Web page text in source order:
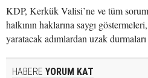
KDP, Kerkük Valisi’ne ve tüm
halkının haklarına saygı
yaratacak adımlardan uzak
HABERE YORUM KAT